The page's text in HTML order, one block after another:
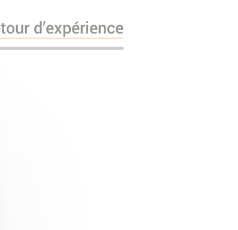
d’expérience